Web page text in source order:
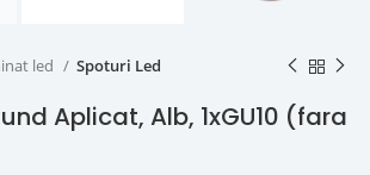
led Spoturi Led
Aplicat, Alb, 1xGU10 (fara